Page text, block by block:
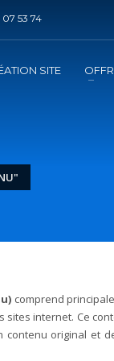
53 74
SITE
comprend
internet. Ce
original et